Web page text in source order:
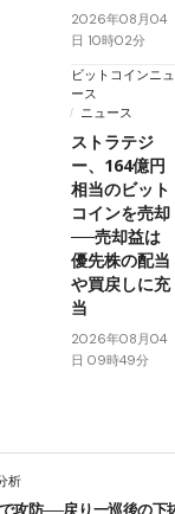
2026年08月04
日 10時02分
ビットコインニュ
ース
ニュース
ストラテジ
ー、164億円
相当のビット
コインを売却
──売却益は
優先株の配当
や買戻しに充
当
2026年08月04
日 09時49分
析
攻防──戻り一巡後の下